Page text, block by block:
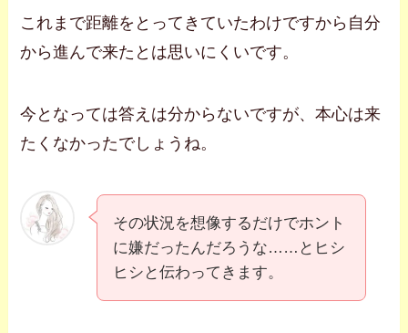
これまで距離をとってきていたわけですから自分
から進んで来たとは思いにくいです。
今となっては答えは分からないですが、本心は来
たくなかったでしょうね。
その状況を想像するだけでホント
に嫌だったんだろうな……とヒシ
ヒシと伝わってきます。